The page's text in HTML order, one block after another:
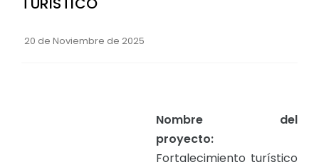
20 de Noviembre de 2025
Nombre del
proyecto:
Fortalecimiento turístico